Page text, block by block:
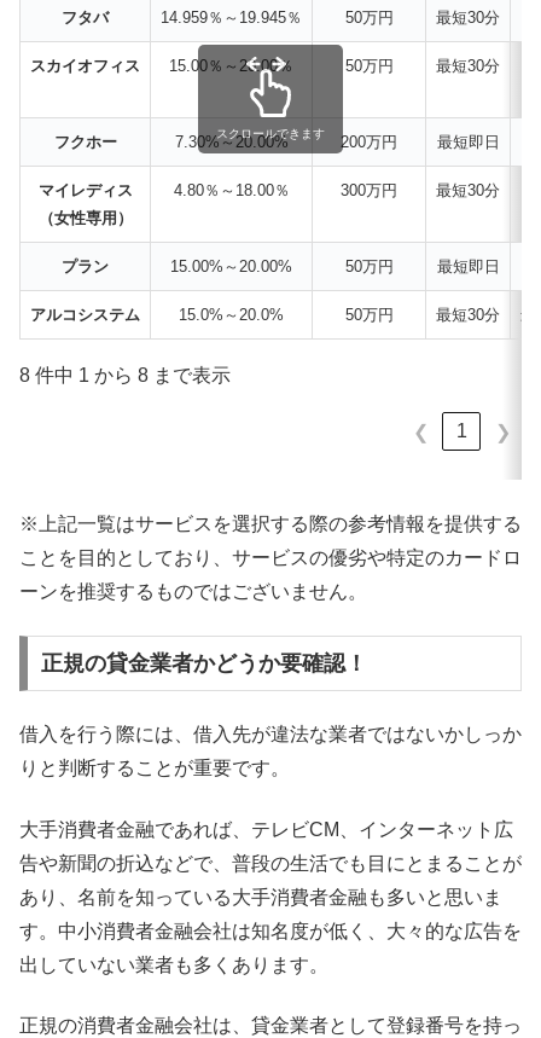
フタバ 14.959％～19.945％ 50万円 最短30分
スカイオフィス 15.00％～20.00％ 50万円 最短30分
フクホー 7.30%～20.00% 200万円 最短即日
マイレディス
（女性専用）
4.80％～18.00％ 300万円 最短30分
プラン 15.00%～20.00% 50万円 最短即日
アルコシステム 15.0%～20.0% 50万円 最短30分 最
8 件中 1 から 8 まで表示
❮ 1 ❯
スクロールできます
※上記一覧はサービスを選択する際の参考情報を提供する
ことを目的としており、サービスの優劣や特定のカードロ
ーンを推奨するものではございません。
正規の貸金業者かどうか要確認！
借入を行う際には、借入先が違法な業者ではないかしっか
りと判断することが重要です。
大手消費者金融であれば、テレビCM、インターネット広
告や新聞の折込などで、普段の生活でも目にとまることが
あり、名前を知っている大手消費者金融も多いと思いま
す。中小消費者金融会社は知名度が低く、大々的な広告を
出していない業者も多くあります。
正規の消費者金融会社は、貸金業者として登録番号を持っ